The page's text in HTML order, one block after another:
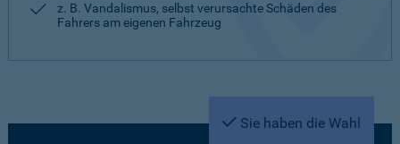
z. B. Vandalismus, selbst verursachte Schäden des
Fahrers am eigenen Fahrzeug
Sie haben die Wahl